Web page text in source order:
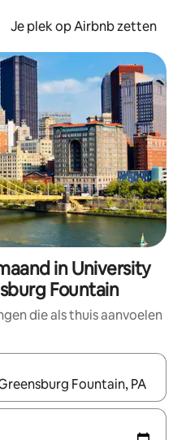
Je plek op Airbnb zetten
in University
Fountain
die als thuis aanvoelen
zijn, maak je een keuze